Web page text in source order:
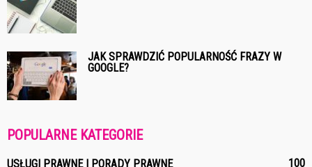
JAK SPRAWDZIĆ POPULARNOŚĆ FRAZY W
GOOGLE?
POPULARNE KATEGORIE
USŁUGI PRAWNE I PORADY PRAWNE 100